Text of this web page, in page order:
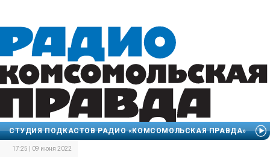
СТУДИЯ ПОДКАСТОВ РАДИО «КОМСОМОЛЬСКАЯ ПРАВДА»
17:25 | 09 июня 2022